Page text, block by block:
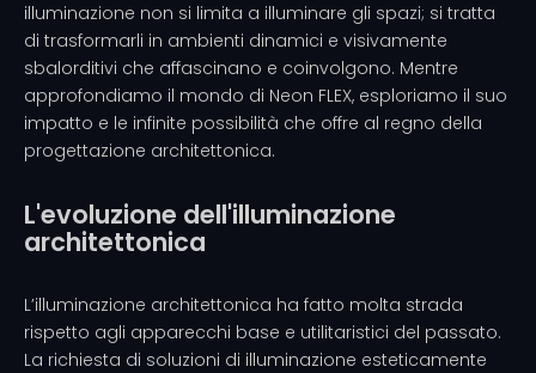
illuminazione non si limita a illuminare gli spazi; si tratta
di trasformarli in ambienti dinamici e visivamente
sbalorditivi che affascinano e coinvolgono. Mentre
approfondiamo il mondo di Neon FLEX, esploriamo il suo
impatto e le infinite possibilità che offre al regno della
progettazione architettonica.
L'evoluzione dell'illuminazione
architettonica
L’illuminazione architettonica ha fatto molta strada
rispetto agli apparecchi base e utilitaristici del passato.
La richiesta di soluzioni di illuminazione esteticamente